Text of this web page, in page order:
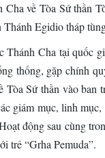
về Tòa Sứ thần
Egidio tháp
Thánh Cha tại quốc
thống, gặp chính
Tòa Sứ thần vào
giám mục, linh
động sau cùng
trẻ “Grha Pemuda”.